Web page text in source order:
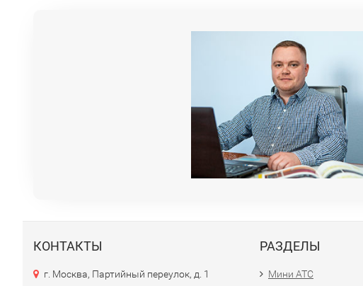
КОНТАКТЫ
г. Москва, Партийный переулок, д. 1
РАЗДЕЛЫ
Мини АТС